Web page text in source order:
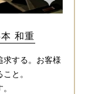
和重
求する。お客様
と。